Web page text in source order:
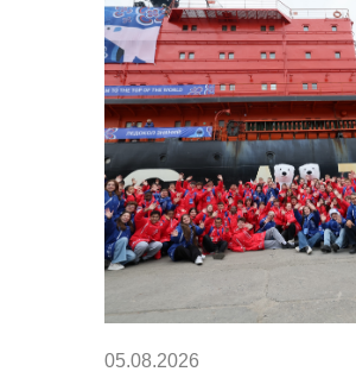
05.08.2026